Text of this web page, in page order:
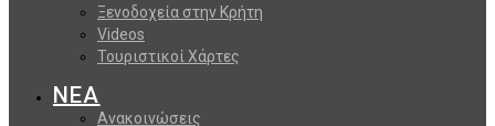
Ξενοδοχεία στην Κρήτη
Videos
Τουριστικοί Χάρτες
ΝΕΑ
Ανακοινώσεις